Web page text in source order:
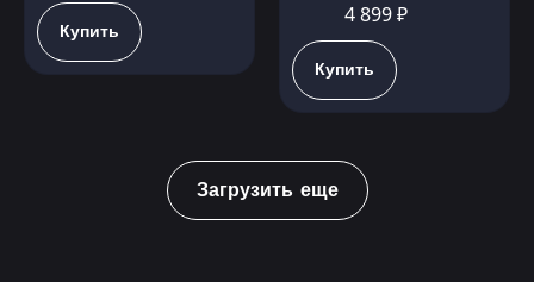
Купить
4 899 ₽
Купить
Загрузить еще